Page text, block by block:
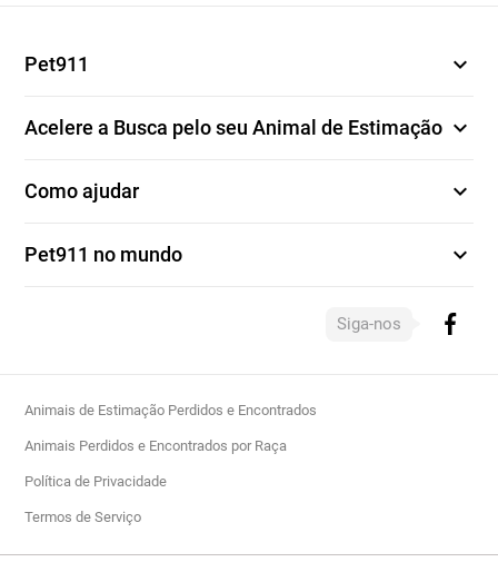
Pet911 expand_more
Acelere a Busca pelo seu Animal de Estimação expand_more
Como ajudar expand_more
Pet911 no mundo expand_more
Siga-nos
Animais de Estimação Perdidos e Encontrados
Animais Perdidos e Encontrados por Raça
Política de Privacidade
Termos de Serviço